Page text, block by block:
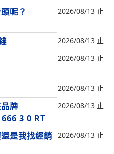
呢？
2026/08/13 止
2026/08/13 止
2026/08/13 止
2026/08/13 止
牌
3 0 RT
2026/08/13 止
是我找經銷 2026/08/13 止